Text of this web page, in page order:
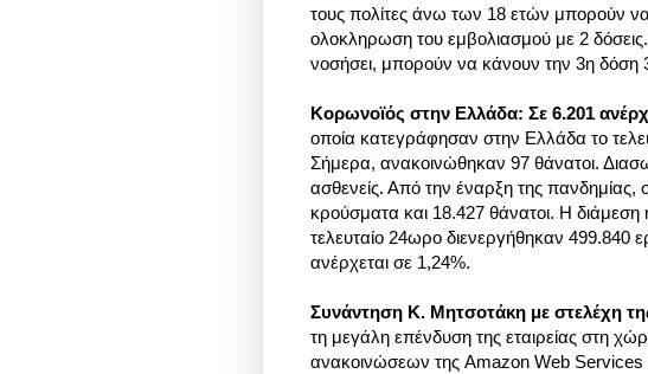
τους πολίτες άνω των 18 ετών μπορούν
ολοκληρωση του εμβολιασμού με 2 δόσεις.
νοσήσει, μπορούν να κάνουν την 3η
Κορωνοϊός στην Ελλάδα: Σε 6.201
οποία κατεγράφησαν στην Ελλάδα το
Σήμερα, ανακοινώθηκαν 97 θάνατοι.
ασθενείς. Από την έναρξη της
κρούσματα και 18.427 θάνατοι. Η διάμεση
τελευταίο 24ωρο διενεργήθηκαν 499.840
ανέρχεται σε 1,24%.
Συνάντηση Κ. Μητσοτάκη με στελέχη
τη μεγάλη επένδυση της εταιρείας στη
ανακοινώσεων της Amazon Web